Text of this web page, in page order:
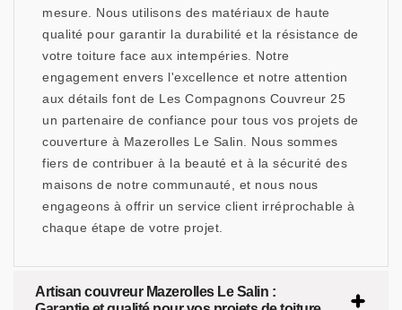
mesure. Nous utilisons des matériaux de haute
qualité pour garantir la durabilité et la résistance de
votre toiture face aux intempéries. Notre
engagement envers l'excellence et notre attention
aux détails font de Les Compagnons Couvreur 25
un partenaire de confiance pour tous vos projets de
couverture à Mazerolles Le Salin. Nous sommes
fiers de contribuer à la beauté et à la sécurité des
maisons de notre communauté, et nous nous
engageons à offrir un service client irréprochable à
chaque étape de votre projet.
Artisan couvreur Mazerolles Le Salin :